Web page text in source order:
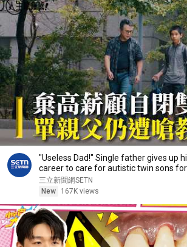
"Useless Dad!" Single father gives up
career to care for autistic twin sons for
三立新聞網SETN
New
167K views